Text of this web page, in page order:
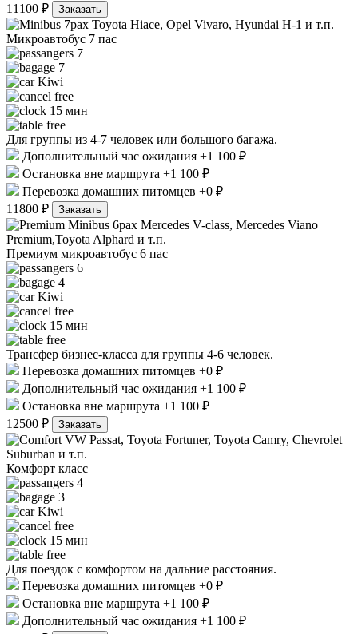
11100 ₽
Заказать
Toyota Hiace, Opel Vivaro, Hyundai H-1 и т.п.
Микроавтобус 7 пас
7
7
Kiwi
free
15 мин
free
Для группы из 4-7 человек или большого багажа.
Дополнительный час ожидания +1 100 ₽
Остановка вне маршрута +1 100 ₽
Перевозка домашних питомцев +0 ₽
11800 ₽
Заказать
Mercedes V-class, Mercedes Viano
Premium,Toyota Alphard и т.п.
Премиум микроавтобус 6 пас
6
4
Kiwi
free
15 мин
free
Трансфер бизнес-класса для группы 4-6 человек.
Перевозка домашних питомцев +0 ₽
Дополнительный час ожидания +1 100 ₽
Остановка вне маршрута +1 100 ₽
12500 ₽
Заказать
VW Passat, Toyota Fortuner, Toyota Camry, Chevrolet
Suburban и т.п.
Комфорт класс
4
3
Kiwi
free
15 мин
free
Для поездок с комфортом на дальние расстояния.
Перевозка домашних питомцев +0 ₽
Остановка вне маршрута +1 100 ₽
Дополнительный час ожидания +1 100 ₽